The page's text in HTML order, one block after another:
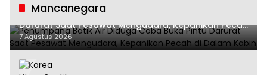
Mancanegara
Penumpang Batik Air Diduga Coba Buka Pintu
Darurat Saat Pesawat Mengudara, Kepanikan Pecah
di Dalam Kabin
7 Agustus 2026